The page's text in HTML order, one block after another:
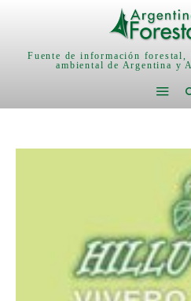
Fuente de información
ambiental de Argentina y